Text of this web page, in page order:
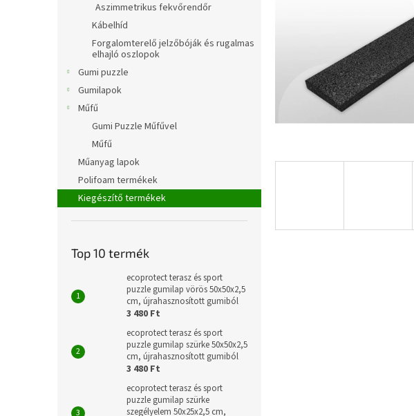
Aszimmetrikus fekvőrendőr
Kábelhíd
Forgalomterelő jelzőbóják és rugalmas
elhajló oszlopok
Gumi puzzle
Gumilapok
Műfű
Gumi Puzzle Műfűvel
Műfű
Műanyag lapok
Polifoam termékek
Kiegészítő termékek
Top 10 termék
ecoprotect terasz és sport
puzzle gumilap vörös 50x50x2,5
cm, újrahasznosított gumiból
3 480 Ft
ecoprotect terasz és sport
puzzle gumilap szürke 50x50x2,5
cm, újrahasznosított gumiból
3 480 Ft
ecoprotect terasz és sport
puzzle gumilap szürke
szegélyelem 50x25x2,5 cm,